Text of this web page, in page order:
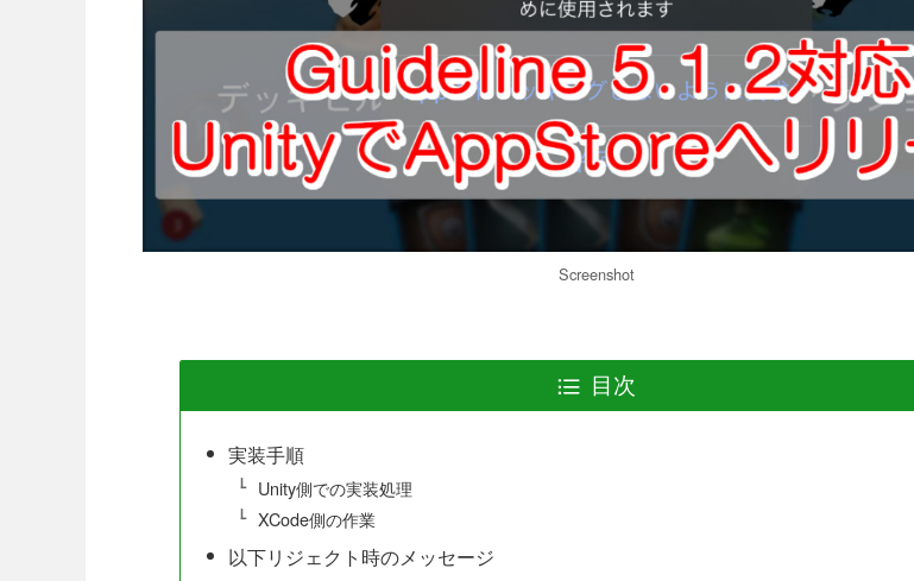
Screenshot
目次
実装手順
Unity側での実装処理
XCode側の作業
以下リジェクト時のメッセージ